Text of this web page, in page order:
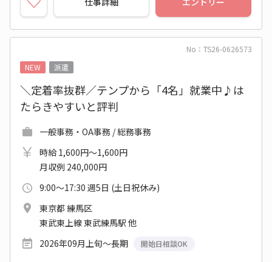
No：TS26-0626573
NEW
派遣
＼定着率抜群／テンプから「4名」就業中♪は
たらきやすいと評判
一般事務・OA事務 / 総務事務
時給 1,600円～1,600円
月収例 240,000円
9:00～17:30 週5日 (土日祝休み)
東京都 練馬区
東武東上線 東武練馬駅 他
2026年09月上旬～長期
開始日相談OK